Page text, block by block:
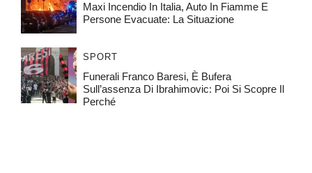
Maxi Incendio In Italia, Auto In Fiamme E
Persone Evacuate: La Situazione
SPORT
Funerali Franco Baresi, È Bufera
Sull’assenza Di Ibrahimovic: Poi Si Scopre Il
Perché